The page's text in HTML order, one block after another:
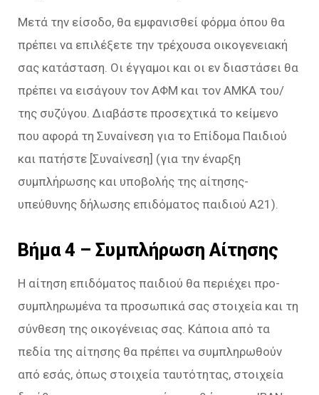
Μετά την είσοδο, θα εμφανισθεί φόρμα όπου θα
πρέπει να επιλέξετε την τρέχουσα οικογενειακή
σας κατάσταση. Οι έγγαμοι και οι εν διαστάσει θα
πρέπει να εισάγουν τον ΑΦΜ και τον ΑΜΚΑ του/
της συζύγου. Διαβάστε προσεχτικά το κείμενο
που αφορά τη Συναίνεση για το Επίδομα Παιδιού
και πατήστε [Συναίνεση] (για την έναρξη
συμπλήρωσης και υποβολής της αίτησης-
υπεύθυνης δήλωσης επιδόματος παιδιού Α21).
Βήμα 4 – Συμπλήρωση Αίτησης
Η αίτηση επιδόματος παιδιού θα περιέχει προ-
συμπληρωμένα τα προσωπικά σας στοιχεία και τη
σύνθεση της οικογένειας σας. Κάποια από τα
πεδία της αίτησης θα πρέπει να συμπληρωθούν
από εσάς, όπως στοιχεία ταυτότητας, στοιχεία